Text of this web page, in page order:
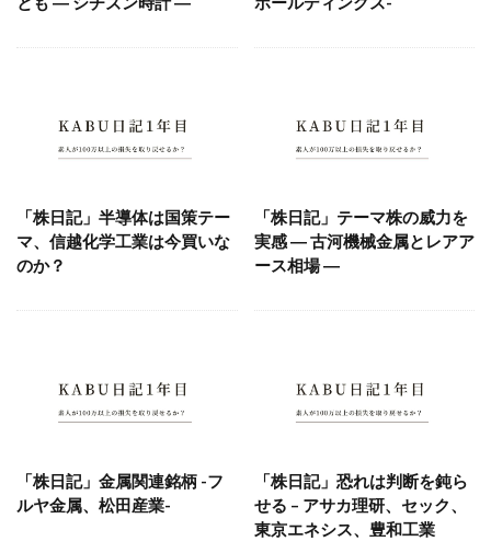
「株日記」半導体は国策テー
マ、信越化学工業は今買いな
のか？
「株日記」テーマ株の威力を
実感 ― 古河機械金属とレアア
ース相場 ―
「株日記」金属関連銘柄 -フ
ルヤ金属、松田産業-
「株日記」恐れは判断を鈍ら
せる – アサカ理研、セック、
東京エネシス、豊和工業